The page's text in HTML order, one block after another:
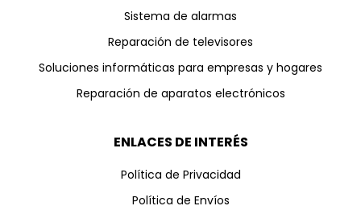
Sistema de alarmas
Reparación de televisores
Soluciones informáticas para empresas y hogares
Reparación de aparatos electrónicos
ENLACES DE INTERÉS
Política de Privacidad
Política de Envíos